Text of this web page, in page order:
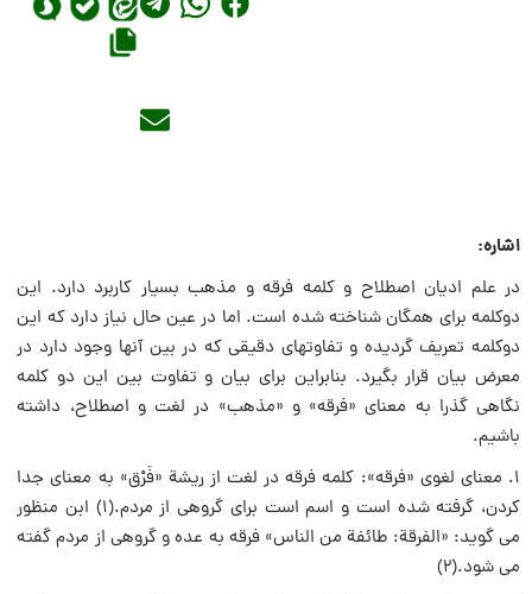
اشاره:
در علم ادیان اصطلاح و کلمه فرقه و مذهب بسیار کاربرد دارد. این
دوکلمه برای همگان شناخته شده است. اما در عین حال نیاز دارد که این
دوکلمه تعریف گردیده و تفاوتهای دقیقی که در بین آنها وجود دارد در
معرض بیان قرار بگیرد. بنابراین برای بیان و تفاوت بین این دو کلمه
نگاهی گذرا به معنای «فرقه» و «مذهب» در لغت و اصطلاح، داشته
باشیم.
1. معنای لغوی «فرقه»: كلمه فرقه در لغت از ریشة «فَرْق» به معنای جدا
كردن، گرفته شده است و اسم است برای گروهی از مردم.(1) ابن منظور
می گوید: «الفرقة: طائفة من الناس» فرقه به عده و گروهی از مردم گفته
می شود.(2)